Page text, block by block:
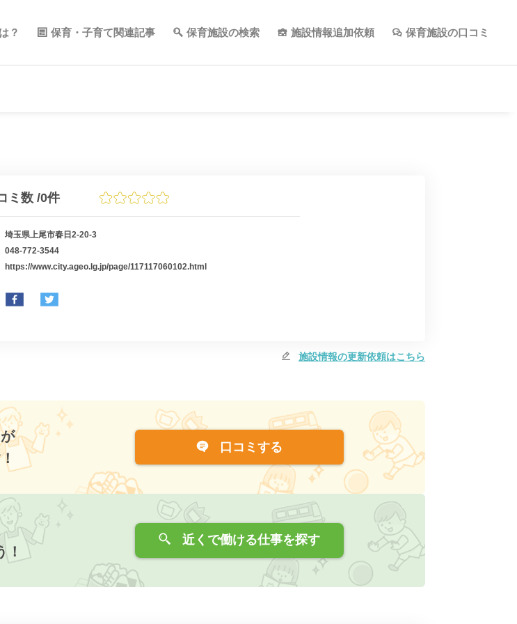
？ 保育・子育て関連記事 保育施設の検索 施設情報追加依頼 保育施設の口コミ
ミ数 /0件
埼玉県上尾市春日2-20-3
048-772-3544
https://www.city.ageo.lg.jp/page/117117060102.html
施設情報の更新依頼はこちら
口コミする
近くで働ける仕事を探す